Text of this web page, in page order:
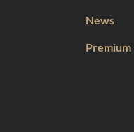
News
Premium